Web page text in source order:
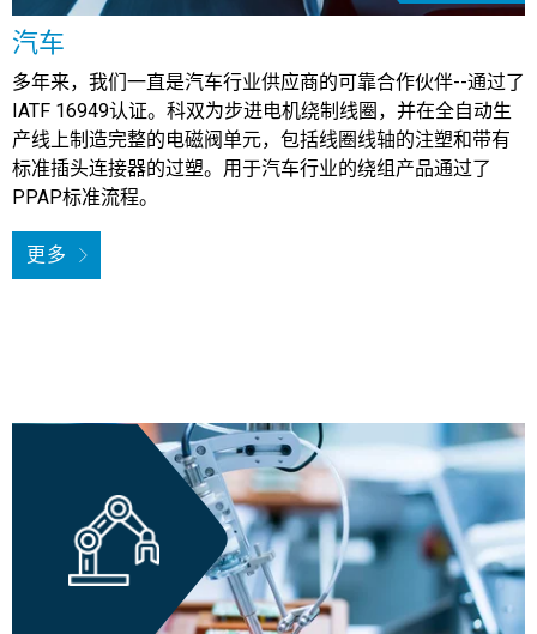
汽车
多年来，我们一直是汽车行业供应商的可靠合作伙伴--通过了
IATF 16949认证。科双为步进电机绕制线圈，并在全自动生
产线上制造完整的电磁阀单元，包括线圈线轴的注塑和带有
标准插头连接器的过塑。用于汽车行业的绕组产品通过了
PPAP标准流程。
更多